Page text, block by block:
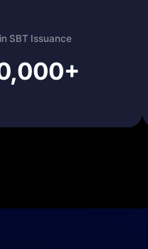
SBT Issuance